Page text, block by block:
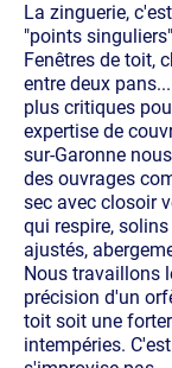
La zinguerie,
"points
Fenêtres de toit,
entre deux
plus critiques
expertise de
sur-Garonne
des ouvrages
sec avec closoir
qui respire,
ajustés,
Nous travaillons
précision d'un
toit soit une
intempéries.